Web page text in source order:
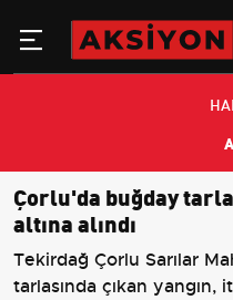
Çorlu'da buğday
altına alındı
Tekirdağ Çorlu Sarılar
tarlasında çıkan